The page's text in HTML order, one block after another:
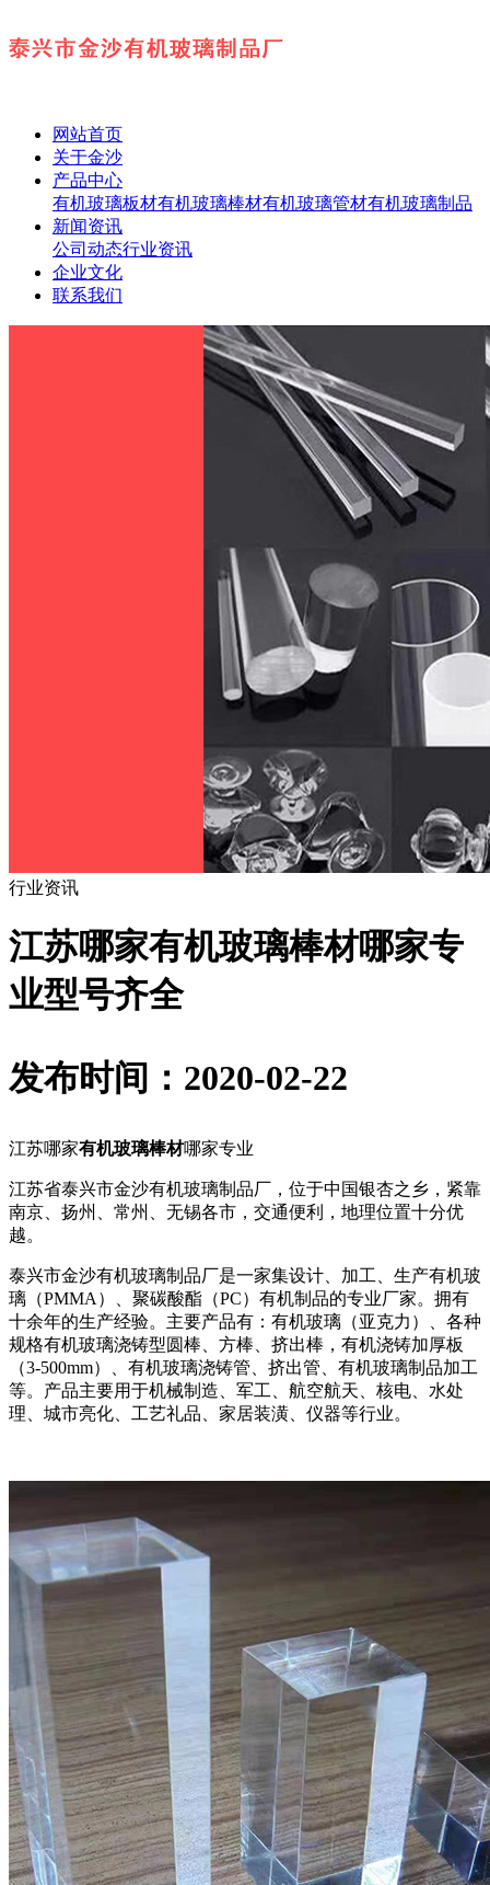
网站首页
关于金沙
产品中心
有机玻璃板材有机玻璃棒材有机玻璃管材有机玻璃制品
新闻资讯
公司动态行业资讯
企业文化
联系我们
行业资讯
江苏哪家有机玻璃棒材哪家专
业型号齐全
发布时间：2020-02-22
江苏哪家有机玻璃棒材哪家专业
江苏省泰兴市金沙有机玻璃制品厂，位于中国银杏之乡，紧靠
南京、扬州、常州、无锡各市，交通便利，地理位置十分优
越。
泰兴市金沙有机玻璃制品厂是一家集设计、加工、生产有机玻
璃（PMMA）、聚碳酸酯（PC）有机制品的专业厂家。拥有
十余年的生产经验。主要产品有：有机玻璃（亚克力）、各种
规格有机玻璃浇铸型圆棒、方棒、挤出棒，有机浇铸加厚板
（3-500mm）、有机玻璃浇铸管、挤出管、有机玻璃制品加工
等。产品主要用于机械制造、军工、航空航天、核电、水处
理、城市亮化、工艺礼品、家居装潢、仪器等行业。